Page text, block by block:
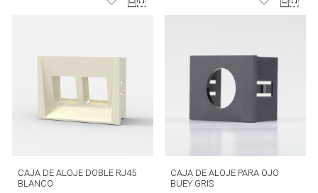
CAJA DE ALOJE DOBLE RJ45
BLANCO
CAJA DE ALOJE PARA OJO
BUEY GRIS